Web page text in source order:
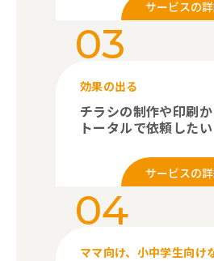
サービスの
03
効果の出る
チラシの制作や印刷
トータルで依頼したい
サービスの
04
ママ向け、小中学生向け